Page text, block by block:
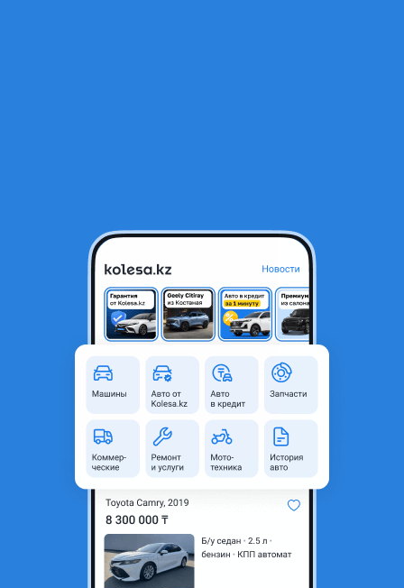
Audi 100 1993 года
Объявление находится в архиве и может быть
Алматы, Алматинская
1990 - 1994 4 поколение (C4)
Седан
Объем двигателя, л